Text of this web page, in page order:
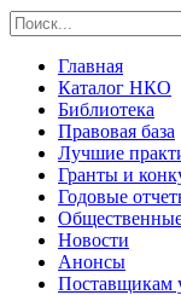
Главная
Каталог НКО
Библиотека
Правовая база
Лучшие
Гранты и
Годовые
Новости
Анонсы
Поставщикам